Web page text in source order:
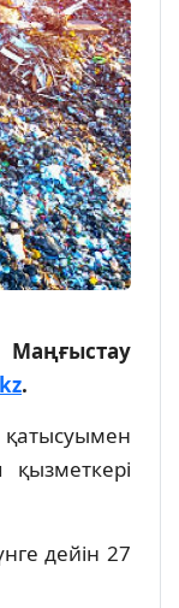
.
қатысуымен
дейін 27